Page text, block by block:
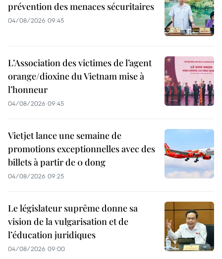
prévention des menaces sécuritaires
04/08/2026 09:45
L’Association des victimes de l’agent
orange/dioxine du Vietnam mise à
l’honneur
04/08/2026 09:45
Vietjet lance une semaine de
promotions exceptionnelles avec des
billets à partir de 0 dong
04/08/2026 09:25
Le législateur suprême donne sa
vision de la vulgarisation et de
l’éducation juridiques
04/08/2026 09:00